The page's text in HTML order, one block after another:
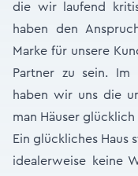
die wir laufend
haben den
Marke für unsere
Partner zu sein. Im
haben wir uns die
man Häuser glücklich
Ein glückliches Haus
idealerweise keine